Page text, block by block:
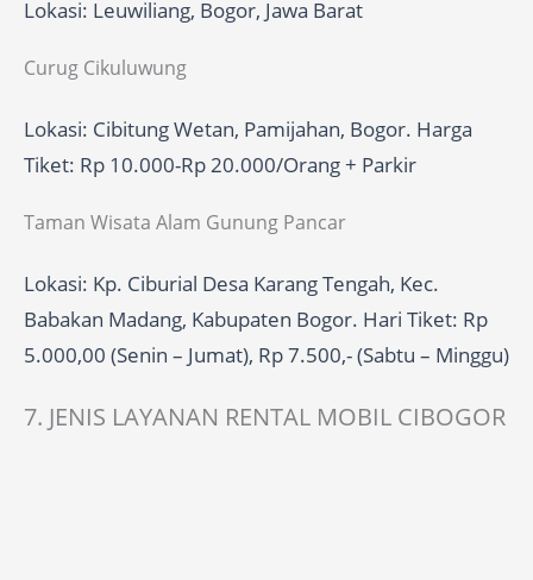
Lokasi: Leuwiliang, Bogor, Jawa Barat
Curug Cikuluwung
Lokasi: Cibitung Wetan, Pamijahan, Bogor. Harga
Tiket: Rp 10.000-Rp 20.000/Orang + Parkir
Taman Wisata Alam Gunung Pancar
Lokasi: Kp. Ciburial Desa Karang Tengah, Kec.
Babakan Madang, Kabupaten Bogor. Hari Tiket: Rp
5.000,00 (Senin – Jumat), Rp 7.500,- (Sabtu – Minggu)
7. JENIS LAYANAN RENTAL MOBIL CIBOGOR